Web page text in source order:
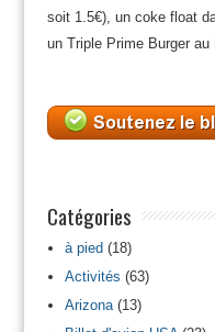
soit 1.5€), un coke float
un Triple Prime Burger au
Catégories
à pied(18)
Activités (63)
Arizona(13)